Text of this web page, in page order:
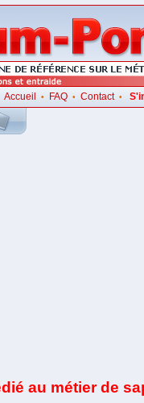
Accueil • FAQ• Contact•
au métier de